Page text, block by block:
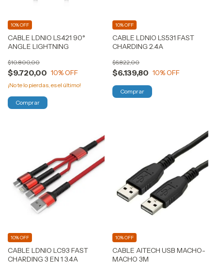
CABLE LDNIO LS421 90°
ANGLE LIGHTNING
$9.720,00
$10.800,00
10% OFF
10% OFF
¡No te lo pierdas, es el último!
CABLE LDNIO LS531 FAST
CHARDING 2.4A
$6.139,80
$6.822,00
10% OFF
10% OFF
Comprar
CABLE LDNIO LC93 FAST
CHARDING 3 EN 1 3.4A
10% OFF
CABLE AITECH USB MACHO-
MACHO 3M
10% OFF